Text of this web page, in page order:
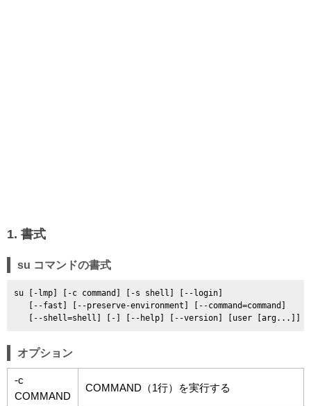
1. 書式
su コマンドの書式
su [-lmp] [-c command] [-s shell] [--login]
   [--fast] [--preserve-environment] [--command=command]
オプション
-c
COMMAND
COMMAND（1行）を実行する